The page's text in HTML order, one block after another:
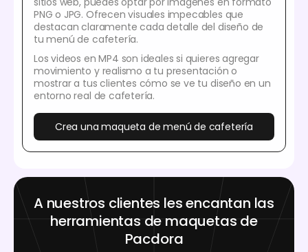
PNG o JPG. Ofrecen visuales impecables que
destacan claramente cada detalle del diseño de
tu menú de cafetería.
Los videos en MP4 son ideales si quieres agregar
movimiento y realismo a tu presentación o
mostrar a tus clientes cómo se ve tu diseño en un
entorno real de cafetería.
Crea una maqueta de menú de cafetería
A nuestros clientes les encantan las
herramientas de maquetas de
Pacdora